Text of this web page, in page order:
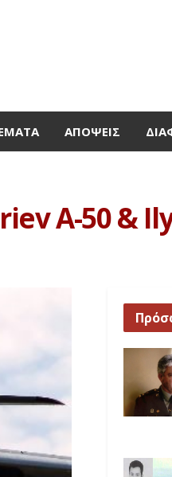
ΑΠΌΨΕΙΣ
A-50 &